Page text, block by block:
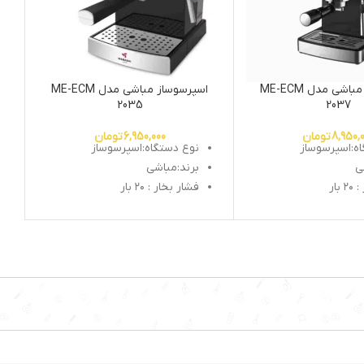
اسپرسوساز مباشی مدل ME-ECM
2037
تومان
اسپرسوساز مباشی مدل ME-ECM
2035
6,950,000تومان
نوع دستگاه:اسپرسوساز
برند:مباشی
فشار بخار : ۲۰ بار